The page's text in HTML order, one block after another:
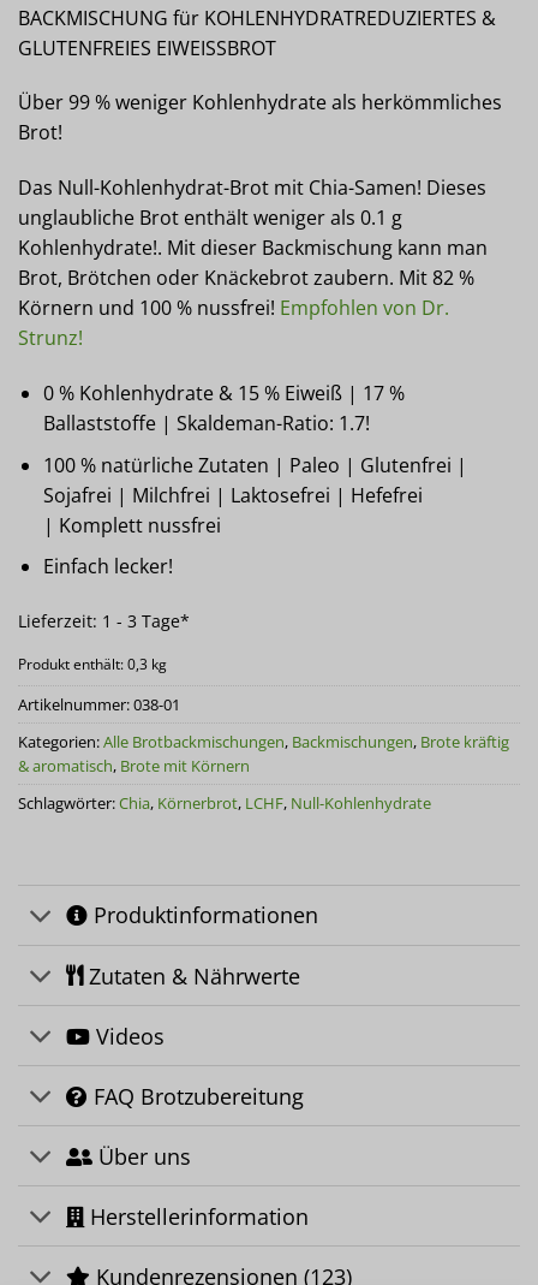
BACKMISCHUNG für KOHLENHYDRATREDUZIERTES &
GLUTENFREIES EIWEISSBROT
Über 99 % weniger Kohlenhydrate als herkömmliches
Brot!
Das Null-Kohlenhydrat-Brot mit Chia-Samen! Dieses
unglaubliche Brot enthält weniger als 0.1 g
Kohlenhydrate!. Mit dieser Backmischung kann man
Brot, Brötchen oder Knäckebrot zaubern. Mit 82 %
Körnern und 100 % nussfrei! Empfohlen von Dr.
Strunz!
0 % Kohlenhydrate & 15 % Eiweiß | 17 %
Ballaststoffe | Skaldeman-Ratio: 1.7!
100 % natürliche Zutaten | Paleo | Glutenfrei |
Sojafrei | Milchfrei | Laktosefrei | Hefefrei
| Komplett nussfrei
Einfach lecker!
Lieferzeit: 1 - 3 Tage*
Produkt enthält: 0,3 kg
Artikelnummer:038-01
Kategorien:Alle Brotbackmischungen, Backmischungen, Brote kräftig
& aromatisch, Brote mit Körnern
Schlagwörter:Chia, Körnerbrot, LCHF, Null-Kohlenhydrate
Produktinformationen
Zutaten & Nährwerte
Videos
FAQ Brotzubereitung
Über uns
Herstellerinformation
Kundenrezensionen (123)